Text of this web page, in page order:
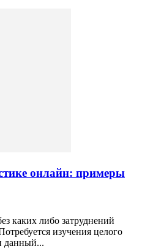
онлайн: примеры
каких либо затруднений
изучения целого
данный...